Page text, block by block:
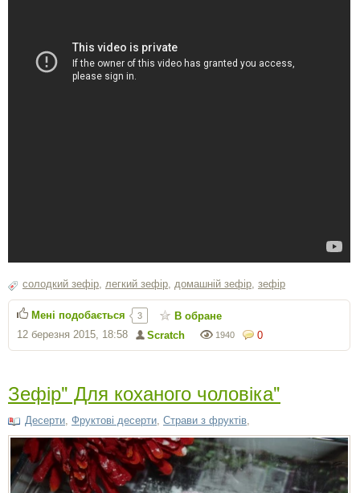
солодкий зефір легкий зефір домашній зефір зефір
0
1940
Scratch
12 березня 2015, 18:58
Мені подобається 3 В обране
Зефір" Для коханого чоловіка"
Десерти Фруктові десерти Страви з фруктів